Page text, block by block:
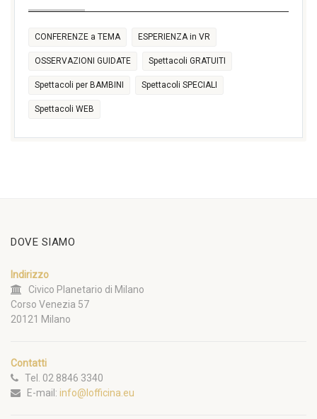
CONFERENZE a TEMA ESPERIENZA in VR
OSSERVAZIONI GUIDATE Spettacoli GRATUITI
Spettacoli per BAMBINI Spettacoli SPECIALI
Spettacoli WEB
DOVE SIAMO
Indirizzo
Civico Planetario di Milano
Corso Venezia 57
20121 Milano
Contatti
Tel. 02 8846 3340
E-mail: info@lofficina.eu